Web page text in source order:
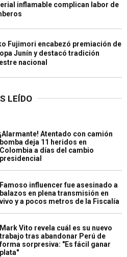
inflamable complican labor de
Fujimori encabezó premiación de
Junín y destacó tradición
nacional
LEÍDO
¡Alarmante! Atentado con camión
bomba deja 11 heridos en
Colombia a días del cambio
presidencial
Famoso influencer fue asesinado a
balazos en plena transmisión en
vivo y a pocos metros de la Fiscalía
Mark Vito revela cuál es su nuevo
trabajo tras abandonar Perú de
forma sorpresiva: "Es fácil ganar
plata"